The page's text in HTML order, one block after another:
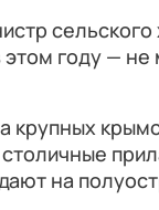
году —
крупных
на